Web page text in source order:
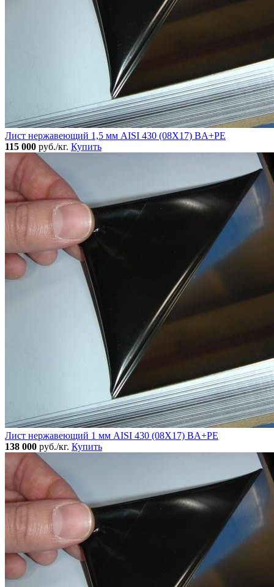
Лист нержавеющий 1,5 мм AISI 430 (08Х17) BA+PE
115 000 руб./кг. Купить
Лист нержавеющий 1 мм AISI 430 (08Х17) BA+PE
138 000 руб./кг. Купить